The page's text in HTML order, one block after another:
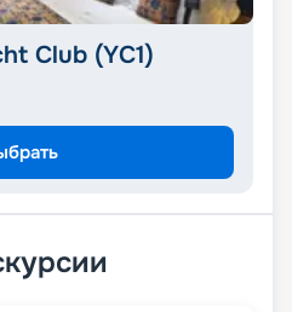
Club (YC1)